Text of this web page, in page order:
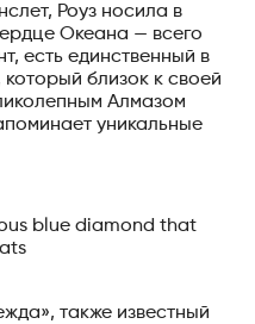
Роуз носила в
Океана — всего
есть единственный в
близок к своей
Алмазом
уникальные
также известный